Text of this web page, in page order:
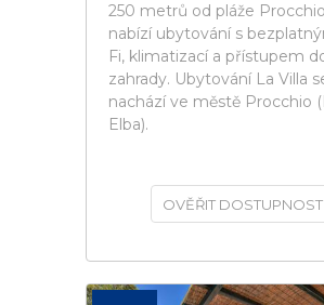
250 metrů od pláže
nabízí ubytování s
Fi, klimatizací a přístupem
zahrady. Ubytování La Villa
nachází ve městě Procchio
Elba).
OVĚŘIT DOSTUPNOST